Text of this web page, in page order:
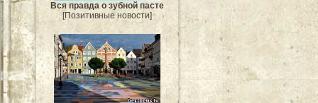
Вся правда о зубной пасте
[Позитивные новости]